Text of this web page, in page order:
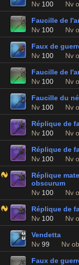
Nv 100 Nv
Faucille de
Nv 100 Nv
Faux de
Nv 100 Nv
Faucille de
Nv 100 Nv
Faucille du
Nv 100 Nv
Réplique de
Nv 100 Nv
Réplique de
Nv 100 Nv
Réplique
obscurum
Nv 100 Nv
Réplique de
Nv 100 Nv
Vendetta
Nv 99 Nv
Faux de